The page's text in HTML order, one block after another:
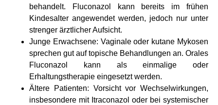
behandelt. Fluconazol kann bereits im frühen
Kindesalter angewendet werden, jedoch nur unter
strenger ärztlicher Aufsicht.
Junge Erwachsene: Vaginale oder kutane Mykosen
sprechen gut auf topische Behandlungen an. Orales
Fluconazol kann als einmalige oder
Erhaltungstherapie eingesetzt werden.
Ältere Patienten: Vorsicht vor Wechselwirkungen,
insbesondere mit Itraconazol oder bei systemischer